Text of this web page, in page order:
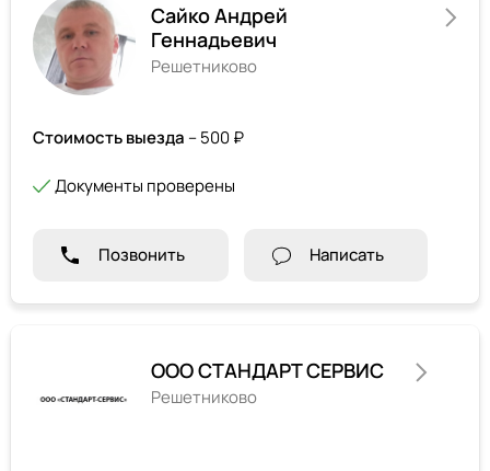
Сайко Андрей
Геннадьевич
Решетниково
Стоимость выезда – 500 ₽
Документы проверены
Позвонить Написать
ООО СТАНДАРТ СЕРВИС
Решетниково